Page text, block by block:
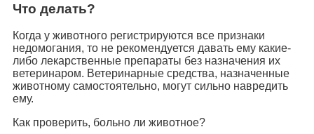
Что делать?
Когда у животного регистрируются все признаки
недомогания, то не рекомендуется давать ему какие-
либо лекарственные препараты без назначения их
ветеринаром. Ветеринарные средства, назначенные
животному самостоятельно, могут сильно навредить
ему.
Как проверить, больно ли животное?